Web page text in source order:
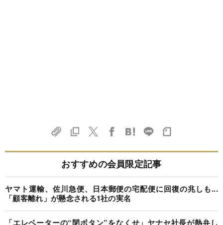
おすすめの会員限定記事
ヤマト運輸、佐川急便、日本郵便の宅配便に回復の兆しも...
「顧客離れ」が懸念される1社の実名
「エレベーターの“閉ボタン”をなくせ」ヤナセ社長が熱弁し